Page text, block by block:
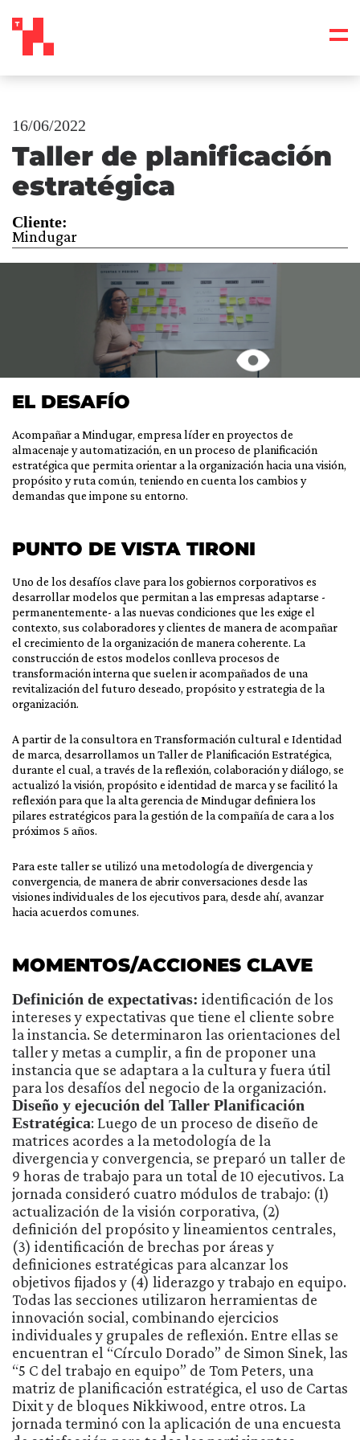
16/06/2022
Taller de planificación
estratégica
Cliente:
Mindugar
EL DESAFÍO
Acompañar a Mindugar, empresa líder en proyectos de
almacenaje y automatización, en un proceso de planificación
estratégica que permita orientar a la organización hacia una visión,
propósito y ruta común, teniendo en cuenta los cambios y
demandas que impone su entorno.
PUNTO DE VISTA TIRONI
Uno de los desafíos clave para los gobiernos corporativos es
desarrollar modelos que permitan a las empresas adaptarse -
permanentemente- a las nuevas condiciones que les exige el
contexto, sus colaboradores y clientes de manera de acompañar
el crecimiento de la organización de manera coherente. La
construcción de estos modelos conlleva procesos de
transformación interna que suelen ir acompañados de una
revitalización del futuro deseado, propósito y estrategia de la
organización.
A partir de la consultora en Transformación cultural e Identidad
de marca, desarrollamos un Taller de Planificación Estratégica,
durante el cual, a través de la reflexión, colaboración y diálogo, se
actualizó la visión, propósito e identidad de marca y se facilitó la
reflexión para que la alta gerencia de Mindugar definiera los
pilares estratégicos para la gestión de la compañía de cara a los
próximos 5 años.
Para este taller se utilizó una metodología de divergencia y
convergencia, de manera de abrir conversaciones desde las
visiones individuales de los ejecutivos para, desde ahí, avanzar
hacia acuerdos comunes.
MOMENTOS/ACCIONES CLAVE
Definición de expectativas: identificación de los
intereses y expectativas que tiene el cliente sobre
la instancia. Se determinaron las orientaciones del
taller y metas a cumplir, a fin de proponer una
instancia que se adaptara a la cultura y fuera útil
para los desafíos del negocio de la organización.
Diseño y ejecución del Taller Planificación
Estratégica: Luego de un proceso de diseño de
matrices acordes a la metodología de la
divergencia y convergencia, se preparó un taller de
9 horas de trabajo para un total de 10 ejecutivos. La
jornada consideró cuatro módulos de trabajo: (1)
actualización de la visión corporativa, (2)
definición del propósito y lineamientos centrales,
(3) identificación de brechas por áreas y
definiciones estratégicas para alcanzar los
objetivos fijados y (4) liderazgo y trabajo en equipo.
Todas las secciones utilizaron herramientas de
innovación social, combinando ejercicios
individuales y grupales de reflexión. Entre ellas se
encuentran el “Círculo Dorado” de Simon Sinek, las
“5 C del trabajo en equipo” de Tom Peters, una
matriz de planificación estratégica, el uso de Cartas
Dixit y de bloques Nikkiwood, entre otros. La
jornada terminó con la aplicación de una encuesta